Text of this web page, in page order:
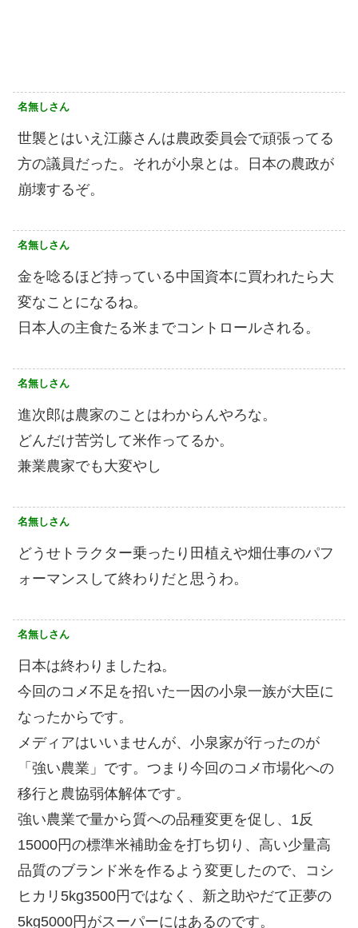
名無しさん
世襲とはいえ江藤さんは農政委員会で頑張ってる
方の議員だった。それが小泉とは。日本の農政が
崩壊するぞ。
名無しさん
金を唸るほど持っている中国資本に買われたら大
変なことになるね。
日本人の主食たる米までコントロールされる。
名無しさん
進次郎は農家のことはわからんやろな。
どんだけ苦労して米作ってるか。
兼業農家でも大変やし
名無しさん
どうせトラクター乗ったり田植えや畑仕事のパフ
ォーマンスして終わりだと思うわ。
名無しさん
日本は終わりましたね。
今回のコメ不足を招いた一因の小泉一族が大臣に
なったからです。
メディアはいいませんが、小泉家が行ったのが
「強い農業」です。つまり今回のコメ市場化への
移行と農協弱体解体です。
強い農業で量から質への品種変更を促し、1反
15000円の標準米補助金を打ち切り、高い少量高
品質のブランド米を作るよう変更したので、コシ
ヒカリ5kg3500円ではなく、新之助やだて正夢の
5kg5000円がスーパーにはあるのです。